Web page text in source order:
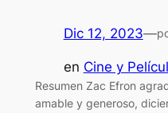
Dic 12, 2023—
en Cine y
Resumen Zac Efron
amable y generoso,